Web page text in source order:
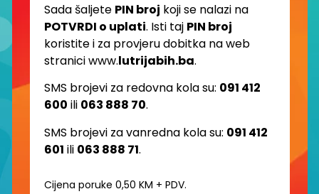
Sada šaljete PIN broj koji se nalazi na
POTVRDI o uplati. Isti taj PIN broj
koristite i za provjeru dobitka na web
stranici www.lutrijabih.ba.
SMS brojevi za redovna kola su: 091 412
600 ili 063 888 70.
SMS brojevi za vanredna kola su: 091 412
601 ili 063 888 71.
Cijena poruke 0,50 KM + PDV.